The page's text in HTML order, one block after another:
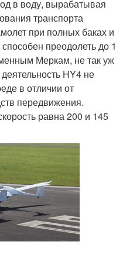
в воду, вырабатывая
транспорта
при полных баках и
преодолеть до 1
Меркам, не так уж
HY4 не
в отличии от
передвижения.
равна 200 и 145